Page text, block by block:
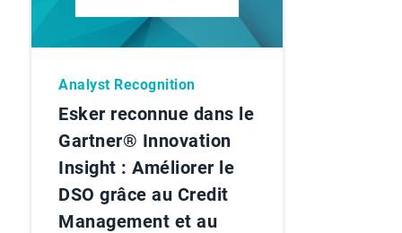
Analyst Recognition
Esker reconnue dans le
Gartner® Innovation
Insight : Améliorer le
DSO grâce au Credit
Management et au